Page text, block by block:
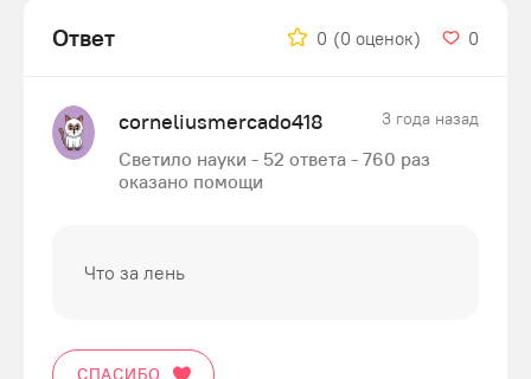
Ответ 0 (0 оценок) 0
corneliusmercado418 3 года назад
Светило науки - 52 ответа - 760 раз
оказано помощи
Что за лень
СПАСИБО